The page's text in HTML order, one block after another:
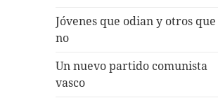
Jóvenes que odian y otros que
no
Un nuevo partido comunista
vasco